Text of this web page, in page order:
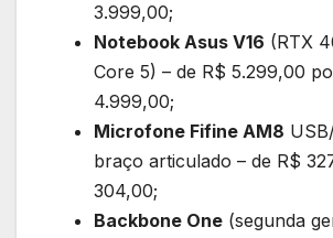
3.999,00;
Notebook Asus V16 (RTX
Core 5) – de R$ 5.299,00
4.999,00;
Microfone Fifine AM8
braço articulado – de R$
304,00;
Backbone One (segunda